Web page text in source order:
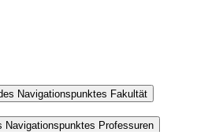
Navigationspunktes Fakultät
Navigationspunktes Professuren